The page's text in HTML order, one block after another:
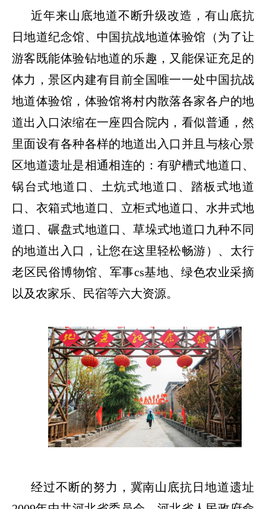
近年来山底地道不断升级改造，有山底抗
日地道纪念馆、中国抗战地道体验馆（为了让
游客既能体验钻地道的乐趣，又能保证充足的
体力，景区内建有目前全国唯一一处中国抗战
地道体验馆，体验馆将村内散落各家各户的地
道出入口浓缩在一座四合院内，看似普通，然
里面设有各种各样的地道出入口并且与核心景
区地道遗址是相通相连的：有驴槽式地道口、
锅台式地道口、土炕式地道口、踏板式地道
口、衣箱式地道口、立柜式地道口、水井式地
道口、碾盘式地道口、草垛式地道口九种不同
的地道出入口，让您在这里轻松畅游）、太行
老区民俗博物馆、军事cs基地、绿色农业采摘
以及农家乐、民宿等六大资源。
经过不断的努力，冀南山底抗日地道遗址